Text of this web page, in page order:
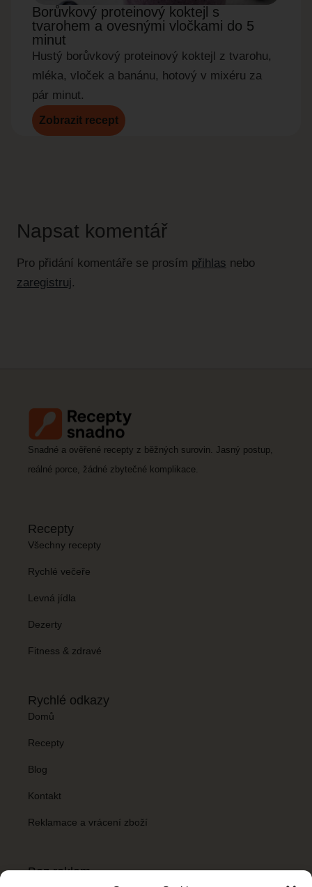
Borůvkový proteinový koktejl s
tvarohem a ovesnými vločkami do 5
minut
Hustý borůvkový proteinový koktejl z tvarohu,
mléka, vloček a banánu, hotový v mixéru za
pár minut.
Zobrazit recept
Napsat komentář
Pro přidání komentáře se prosím přihlas nebo
zaregistruj.
Snadné a ověřené recepty z běžných surovin. Jasný postup,
reálné porce, žádné zbytečné komplikace.
Recepty
Všechny recepty
Rychlé večeře
Levná jídla
Dezerty
Fitness & zdravé
Rychlé odkazy
Domů
Recepty
Blog
Kontakt
Reklamace a vrácení zboží
Bez reklam